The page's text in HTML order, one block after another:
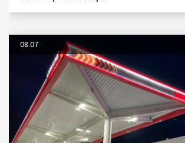
08.07